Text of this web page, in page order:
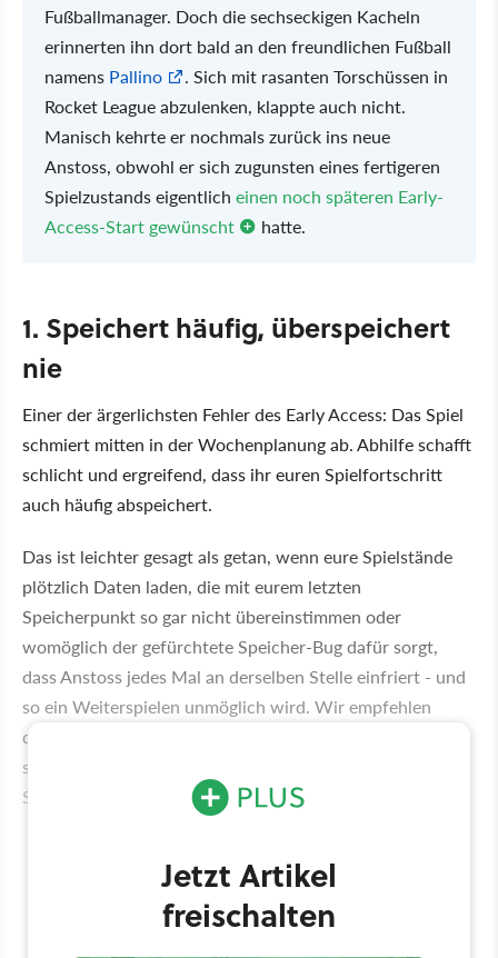
Fußballmanager. Doch die sechseckigen Kacheln
erinnerten ihn dort bald an den freundlichen Fußball
namens Pallino
. Sich mit rasanten Torschüssen in
Rocket League abzulenken, klappte auch nicht.
Manisch kehrte er nochmals zurück ins neue
Anstoss, obwohl er sich zugunsten eines fertigeren
Spielzustands eigentlich einen noch späteren Early-
Access-Start gewünscht
hatte.
1. Speichert häufig, überspeichert
nie
Einer der ärgerlichsten Fehler des Early Access: Das Spiel
schmiert mitten in der Wochenplanung ab. Abhilfe schafft
schlicht und ergreifend, dass ihr euren Spielfortschritt
auch häufig abspeichert.
Das ist leichter gesagt als getan, wenn eure Spielstände
plötzlich Daten laden, die mit eurem letzten
Speicherpunkt so gar nicht übereinstimmen oder
womöglich der gefürchtete Speicher-Bug dafür sorgt,
dass Anstoss jedes Mal an derselben Stelle einfriert - und
so ein Weiterspielen unmöglich wird. Wir empfehlen
daher, generell aufs Überspeichern zu verzichten und
stattdessen für jeden Speichervorgang einen eigenen
Spielstand anzulegen.
Jetzt Artikel
freischalten